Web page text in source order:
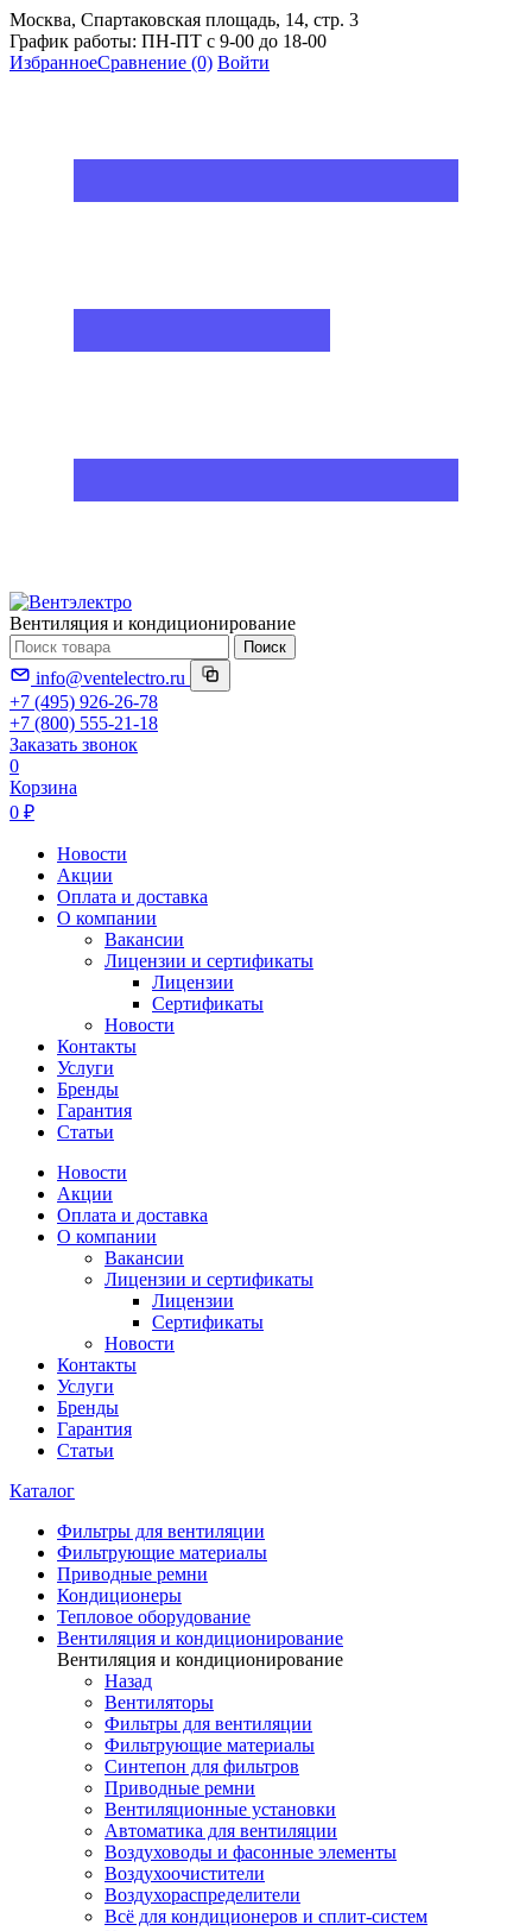
Москва, Спартаковская площадь, 14, стр. 3
График работы: ПН-ПТ с 9-00 до 18-00
ИзбранноеСравнение (0) Войти
Вентиляция и кондиционирование
Поиск
info@ventelectro.ru
+7 (495) 926-26-78
+7 (800) 555-21-18
Заказать звонок
0
Корзина
0 ₽
Новости
Акции
Оплата и доставка
О компании
Вакансии
Лицензии и сертификаты
Лицензии
Сертификаты
Новости
Контакты
Услуги
Бренды
Гарантия
Статьи
Новости
Акции
Оплата и доставка
О компании
Вакансии
Лицензии и сертификаты
Лицензии
Сертификаты
Новости
Контакты
Услуги
Бренды
Гарантия
Статьи
Каталог
Фильтры для вентиляции
Фильтрующие материалы
Приводные ремни
Кондиционеры
Тепловое оборудование
Вентиляция и кондиционирование
Вентиляция и кондиционирование
Назад
Вентиляторы
Фильтры для вентиляции
Фильтрующие материалы
Синтепон для фильтров
Приводные ремни
Вентиляционные установки
Автоматика для вентиляции
Воздуховоды и фасонные элементы
Воздухоочистители
Воздухораспределители
Всё для кондиционеров и сплит-систем